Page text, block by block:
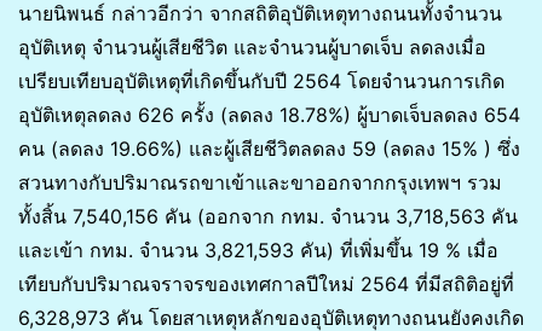
นายนิพนธ์ กล่าวอีกว่า จากสถิติอุบัติเหตุทางถนนทั้งจำนวน
อุบัติเหตุ จำนวนผู้เสียชีวิต และจำนวนผู้บาดเจ็บ ลดลงเมื่อ
เปรียบเทียบอุบัติเหตุที่เกิดขึ้นกับปี 2564 โดยจำนวนการเกิด
อุบัติเหตุลดลง 626 ครั้ง (ลดลง 18.78%) ผู้บาดเจ็บลดลง 654
คน (ลดลง 19.66%) และผู้เสียชีวิตลดลง 59 (ลดลง 15% ) ซึ่ง
สวนทางกับปริมาณรถขาเข้าและขาออกจากกรุงเทพฯ รวม
ทั้งสิ้น 7,540,156 คัน (ออกจาก กทม. จำนวน 3,718,563 คัน
และเข้า กทม. จำนวน 3,821,593 คัน) ที่เพิ่มขึ้น 19 % เมื่อ
เทียบกับปริมาณจราจรของเทศกาลปีใหม่ 2564 ที่มีสถิติอยู่ที่
6,328,973 คัน โดยสาเหตุหลักของอุบัติเหตุทางถนนยังคงเกิด